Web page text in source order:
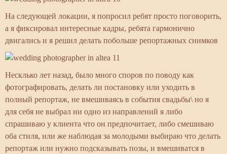
На следующей локации, я попросил ребят просто поговорить,
а я фиксировал интересные кадры, ребята гармонично
двигались и я решил делать побольше репортажных снимков
Несклько лет назад, было много споров по поводу как
фотографировать, делать ли постановку или уходить в
полный репортаж, не вмешиваясь в события свадьбы\ но я
для себя не выбрал ни одно из направлений я либо
спрашиваю у клиента что он предпочитает, либо смешиваю
оба стиля, или же наблюдая за молодыми выбираю что делать
репортаж или нужно подсказывать позы, и вмешиватся в